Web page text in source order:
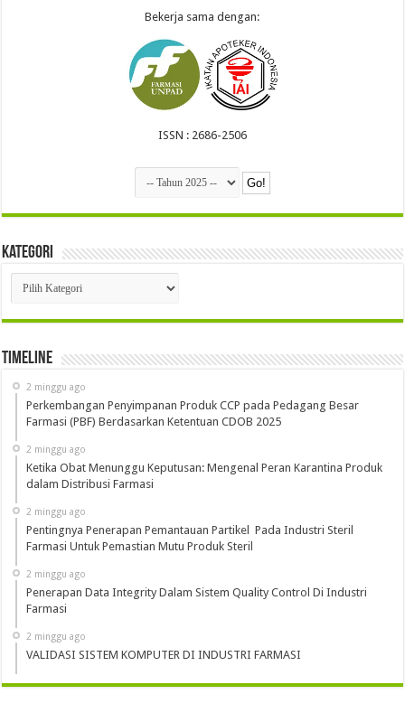
Bekerja sama dengan:
ISSN : 2686-2506
Kategori
Kategori
Timeline
2 minggu ago
Perkembangan Penyimpanan Produk CCP pada Pedagang Besar
Farmasi (PBF) Berdasarkan Ketentuan CDOB 2025
2 minggu ago
Ketika Obat Menunggu Keputusan: Mengenal Peran Karantina Produk
dalam Distribusi Farmasi
2 minggu ago
Pentingnya Penerapan Pemantauan Partikel Pada Industri Steril
Farmasi Untuk Pemastian Mutu Produk Steril
2 minggu ago
Penerapan Data Integrity Dalam Sistem Quality Control Di Industri
Farmasi
2 minggu ago
VALIDASI SISTEM KOMPUTER DI INDUSTRI FARMASI